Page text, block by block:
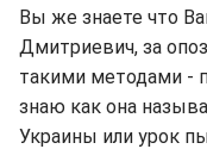
Вы же знаете что
Дмитриевич, за
такими методами -
знаю как она
Украины или урок